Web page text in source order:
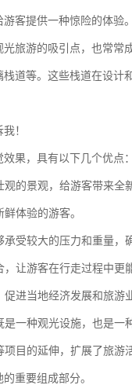
客提供一种惊险的体验
旅游的吸引点，也常常
道等。这些栈道在设计
！
果，具有以下几个优点：
的景观，给游客带来全
体验的游客。
受较大的压力和重量，
让游客在行走过程中更
进当地经济发展和旅游
一种观光设施，也是一
目的延伸，扩展了旅游
重要组成部分。